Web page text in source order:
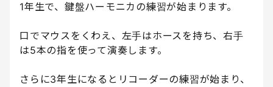
1年生で、鍵盤ハーモニカの練習が始まります。
口でマウスをくわえ、左手はホースを持ち、右手
は5本の指を使って演奏します。
さらに3年生になるとリコーダーの練習が始まり、